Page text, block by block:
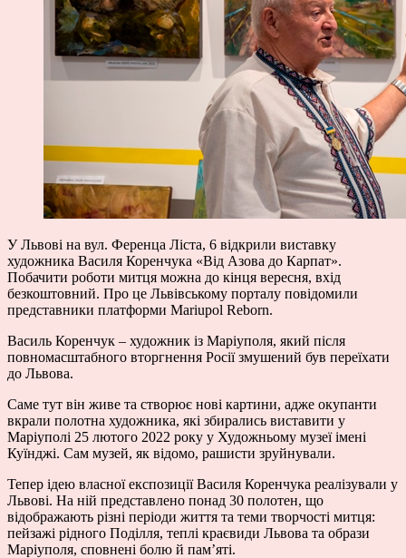
У Львові на вул. Ференца Ліста, 6 відкрили виставку
художника Василя Коренчука «Від Азова до Карпат».
Побачити роботи митця можна до кінця вересня, вхід
безкоштовний. Про це Львівському порталу повідомили
представники платформи Mariupol Reborn.
Василь Коренчук – художник із Маріуполя, який після
повномасштабного вторгнення Росії змушений був переїхати
до Львова.
Саме тут він живе та створює нові картини, адже окупанти
вкрали полотна художника, які збирались виставити у
Маріуполі 25 лютого 2022 року у Художньому музеї імені
Куїнджі. Сам музей, як відомо, рашисти зруйнували.
Тепер ідею власної експозиції Василя Коренчука реалізували у
Львові. На ній представлено понад 30 полотен, що
відображають різні періоди життя та теми творчості митця:
пейзажі рідного Поділля, теплі краєвиди Львова та образи
Маріуполя, сповнені болю й пам’яті.